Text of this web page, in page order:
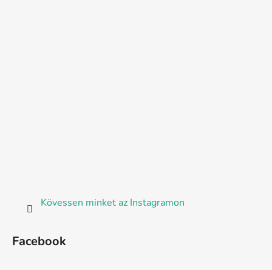
Kövessen minket az Instagramon
Facebook